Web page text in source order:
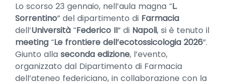
Lo scorso 23 gennaio, nell’aula magna “L.
Sorrentino” del dipartimento di Farmacia
dell’Università “Federico II” di Napoli, si è tenuto il
meeting “Le frontiere dell’ecotossicologia 2026”.
Giunto alla seconda edizione, l’evento,
organizzato dal Dipartimento di Farmacia
dell’ateneo federiciano, in collaborazione con la